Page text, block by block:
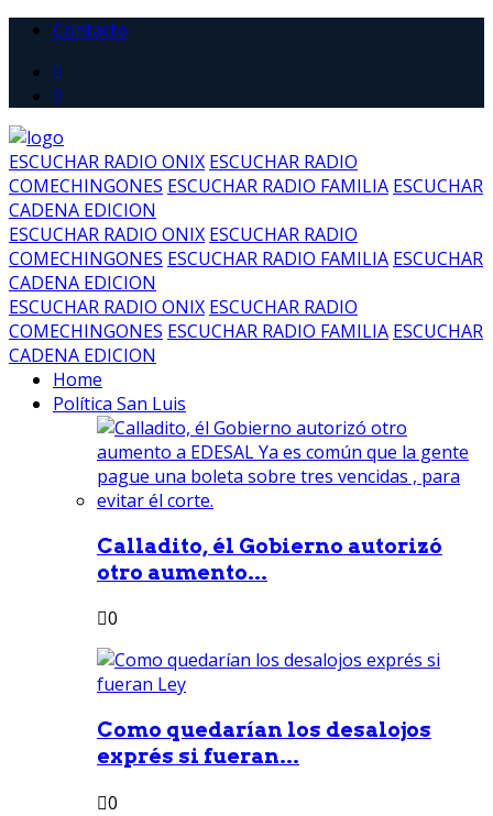
Contacto
ESCUCHAR RADIO ONIX ESCUCHAR RADIO
COMECHINGONES ESCUCHAR RADIO FAMILIA ESCUCHAR
CADENA EDICION
ESCUCHAR RADIO ONIX ESCUCHAR RADIO
COMECHINGONES ESCUCHAR RADIO FAMILIA ESCUCHAR
CADENA EDICION
ESCUCHAR RADIO ONIX ESCUCHAR RADIO
COMECHINGONES ESCUCHAR RADIO FAMILIA ESCUCHAR
CADENA EDICION
Home
Política San Luis
Calladito, él Gobierno autorizó
otro aumento...
0
Como quedarían los desalojos
exprés si fueran...
0